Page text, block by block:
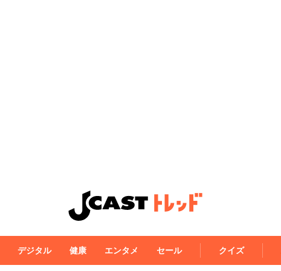
デジタル 健康 エンタメ セール クイズ